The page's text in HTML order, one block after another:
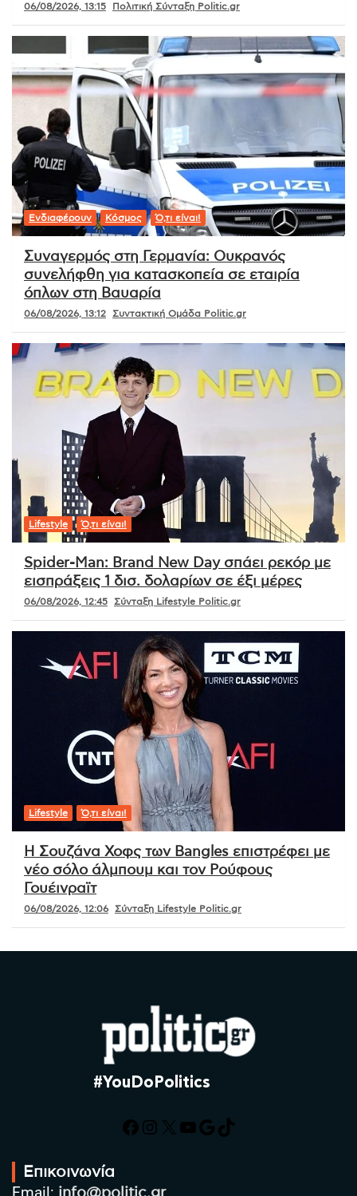
06/08/2026, 13:15 Πολιτική Σύνταξη Politic.gr
Ενδιαφέρουν Κόσμος Ό,τι είναι!
Συναγερμός στη Γερμανία: Ουκρανός
συνελήφθη για κατασκοπεία σε εταιρία
όπλων στη Βαυαρία
06/08/2026, 13:12 Συντακτική Ομάδα Politic.gr
Lifestyle Ό,τι είναι!
Spider-Man: Brand New Day σπάει ρεκόρ με
εισπράξεις 1 δισ. δολαρίων σε έξι μέρες
06/08/2026, 12:45 Σύνταξη Lifestyle Politic.gr
Lifestyle Ό,τι είναι!
Η Σουζάνα Χοφς των Bangles επιστρέφει με
νέο σόλο άλμπουμ και τον Ρούφους
Γουέινραϊτ
06/08/2026, 12:06 Σύνταξη Lifestyle Politic.gr
#YouDoPolitics
Facebook
Instagram
X YouTube
Google
TikTok
Επικοινωνία